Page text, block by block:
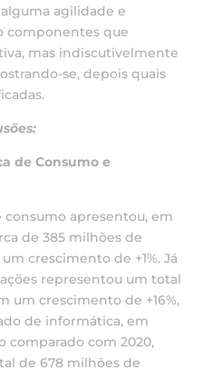
agilidade e
componentes que
mas indiscutivelmente
se, depois quais
de Consumo e
apresentou, em
de 385 milhões de
crescimento de +1%. Já
representou um total
um crescimento de +16%,
de informática, em
comparado com 2020,
de 678 milhões de